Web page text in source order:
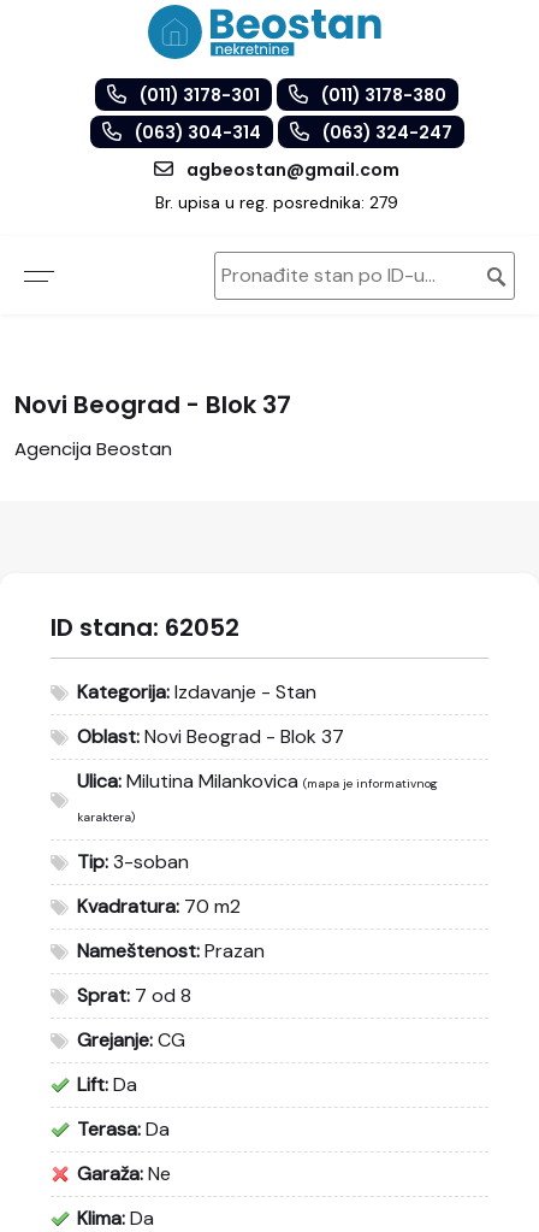
(011) 3178-301
(011) 3178-380
(063) 304-314
(063) 324-247
agbeostan@gmail.com
Br. upisa u reg. posrednika: 279
Novi Beograd - Blok 37
Agencija Beostan
ID stana: 62052
Kategorija:Izdavanje - Stan
Oblast:Novi Beograd - Blok 37
Ulica:Milutina Milankovica (mapa je informativnog
karaktera)
Tip:3-soban
Kvadratura: 70 m2
Nameštenost:Prazan
Sprat: 7 od 8
Grejanje:CG
Lift:Da
Terasa:Da
Garaža:Ne
Klima:Da